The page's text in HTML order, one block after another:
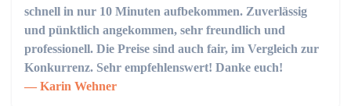
schnell in nur 10 Minuten aufbekommen. Zuverlässig
und pünktlich angekommen, sehr freundlich und
professionell. Die Preise sind auch fair, im Vergleich zur
Konkurrenz. Sehr empfehlenswert! Danke euch!
Karin Wehner